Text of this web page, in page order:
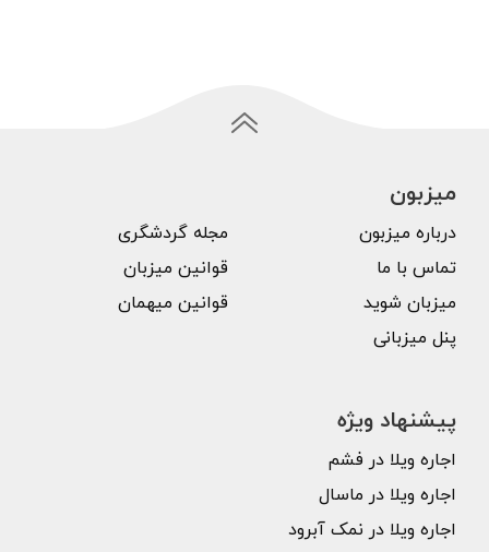
میزبون
درباره میزبون
تماس با ما
میزبان شوید
پنل میزبانی
مجله گردشگری
قوانین میزبان
قوانین میهمان
پیشنهاد ویژه
اجاره ویلا در فشم
اجاره ویلا در ماسال
اجاره ویلا در نمک آبرود